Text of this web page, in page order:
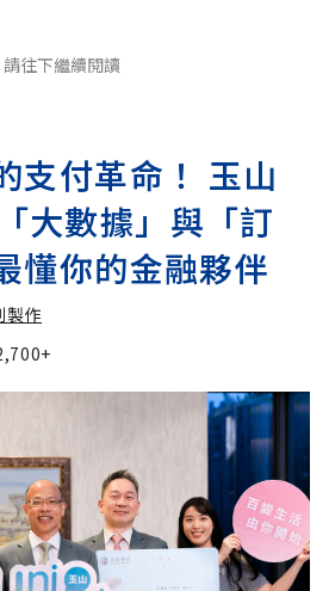
請往下繼續閱讀
支付革命！ 玉山
大數據」與「訂
懂你的金融夥伴
製作